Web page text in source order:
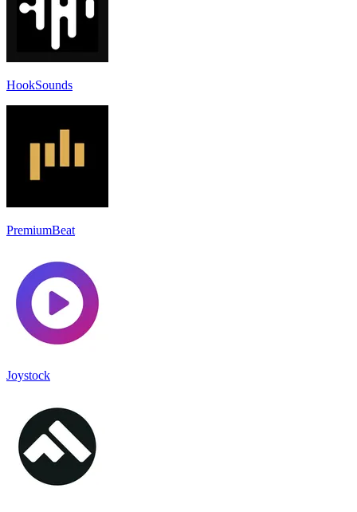
HookSounds
PremiumBeat
Joystock